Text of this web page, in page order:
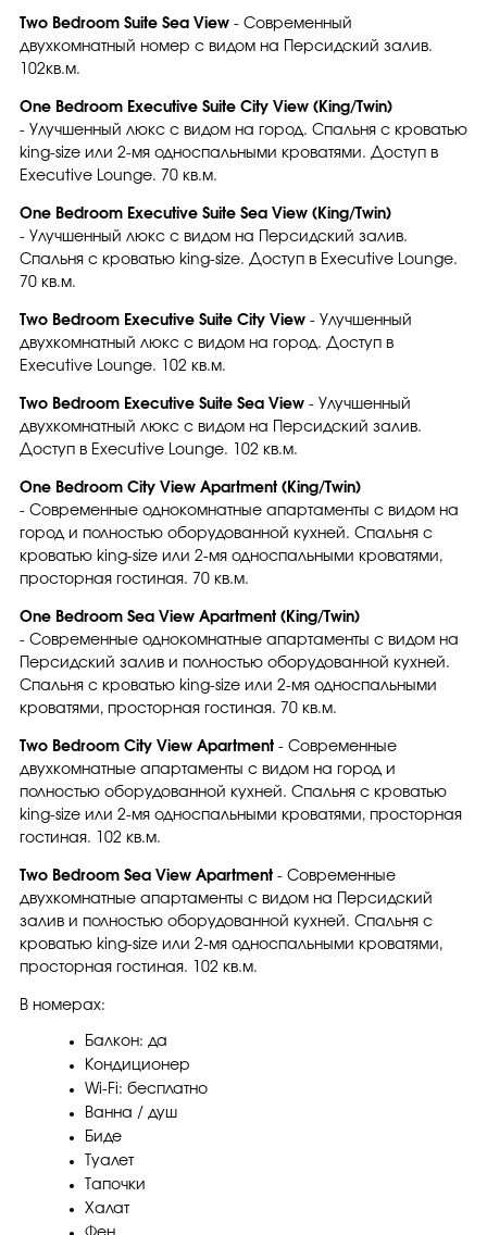
Two Bedroom Suite Sea View - Современный
двухкомнатный номер с видом на Персидский залив.
102кв.м.
One Bedroom Executive Suite City View (King/Twin)
- Улучшенный люкс с видом на город. Спальня с кроватью
king-size или 2-мя односпальными кроватями. Доступ в
Executive Lounge. 70 кв.м.
One Bedroom Executive Suite Sea View (King/Twin)
- Улучшенный люкс с видом на Персидский залив.
Спальня с кроватью king-size. Доступ в Executive Lounge.
70 кв.м.
Two Bedroom Executive Suite City View - Улучшенный
двухкомнатный люкс с видом на город. Доступ в
Executive Lounge. 102 кв.м.
Two Bedroom Executive Suite Sea View - Улучшенный
двухкомнатный люкс с видом на Персидский залив.
Доступ в Executive Lounge. 102 кв.м.
One Bedroom City View Apartment (King/Twin)
- Современные однокомнатные апартаменты с видом на
город и полностью оборудованной кухней. Спальня с
кроватью king-size или 2-мя односпальными кроватями,
просторная гостиная. 70 кв.м.
One Bedroom Sea View Apartment (King/Twin)
- Современные однокомнатные апартаменты с видом на
Персидский залив и полностью оборудованной кухней.
Спальня с кроватью king-size или 2-мя односпальными
кроватями, просторная гостиная. 70 кв.м.
Two Bedroom City View Apartment - Современные
двухкомнатные апартаменты с видом на город и
полностью оборудованной кухней. Спальня с кроватью
king-size или 2-мя односпальными кроватями, просторная
гостиная. 102 кв.м.
Two Bedroom Sea View Apartment - Современные
двухкомнатные апартаменты с видом на Персидский
залив и полностью оборудованной кухней. Спальня с
кроватью king-size или 2-мя односпальными кроватями,
просторная гостиная. 102 кв.м.
В номерах:
Балкон: да
Кондиционер
Wi-Fi: бесплатно
Ванна / душ
Биде
Туалет
Тапочки
Халат